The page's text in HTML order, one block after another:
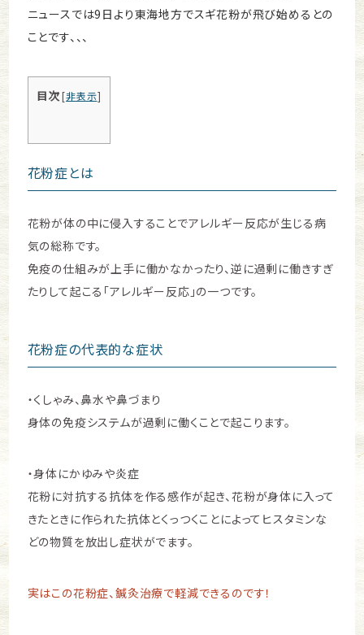
ニュースでは9日より東海地方でスギ花粉が飛び始めるとの
ことです、、、
目次 [非表示]
花粉症とは
花粉が体の中に侵入することでアレルギー反応が生じる病
気の総称です。
免疫の仕組みが上手に働かなかったり、逆に過剰に働きすぎ
たりして起こる「アレルギー反応」の一つです。
花粉症の代表的な症状
・くしゃみ、鼻水や鼻づまり
身体の免疫システムが過剰に働くことで起こります。
・身体にかゆみや炎症
花粉に対抗する抗体を作る感作が起き、花粉が身体に入って
きたときに作られた抗体とくっつくことによってヒスタミンな
どの物質を放出し症状がでます。
実はこの花粉症、鍼灸治療で軽減できるのです！